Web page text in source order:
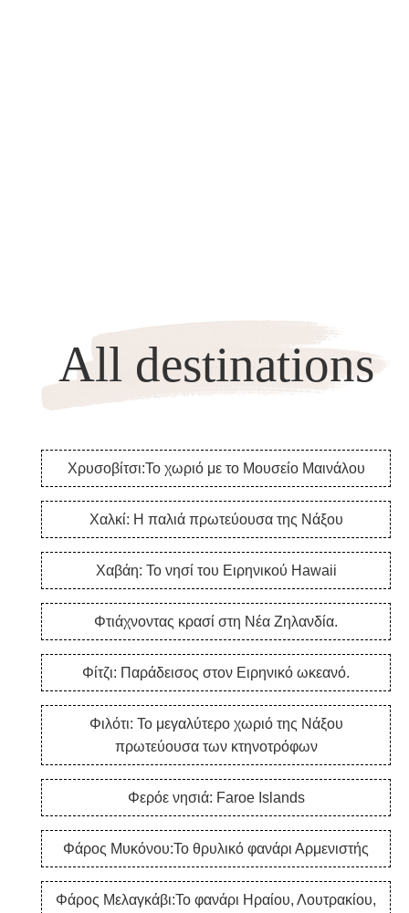
All destinations
Χρυσοβίτσι:Το χωριό με το Μουσείο Μαινάλου
Χαλκί: Η παλιά πρωτεύουσα της Νάξου
Χαβάη: Το νησί του Ειρηνικού Hawaii
Φτιάχνοντας κρασί στη Νέα Ζηλανδία.
Φίτζι: Παράδεισος στον Ειρηνικό ωκεανό.
Φιλότι: Το μεγαλύτερο χωριό της Νάξου
πρωτεύουσα των κτηνοτρόφων
Φερόε νησιά: Faroe Islands
Φάρος Μυκόνου:Το θρυλικό φανάρι Αρμενιστής
Φάρος Μελαγκάβι:Το φανάρι Ηραίου, Λουτρακίου,